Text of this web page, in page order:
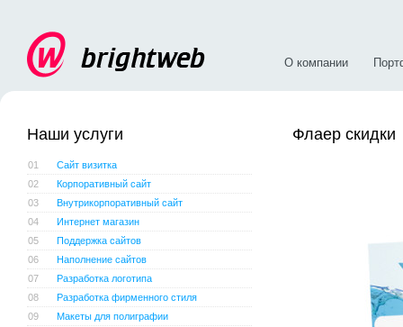
О компании
Флаер скидки
Наши услуги
01
Сайт визитка
02
Корпоративный сайт
03
Внутрикорпоративный сайт
04
Интернет магазин
05
Поддержка сайтов
06
Наполнение сайтов
07
Разработка логотипа
08
Разработка фирменного стиля
09
Макеты для полиграфии